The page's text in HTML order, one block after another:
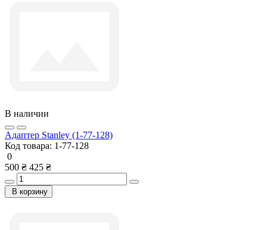
В наличии
Адаптер Stanley (1-77-128)
Код товара: 1-77-128
0
500 ₴ 425 ₴
В корзину